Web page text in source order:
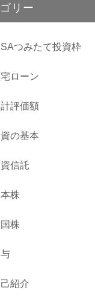
リー
つみたて投資枠
ローン
評価額
の基本
信託
株
株
紹介